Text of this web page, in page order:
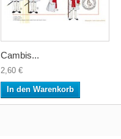
Cambis...
2,60 €
In den Warenkorb